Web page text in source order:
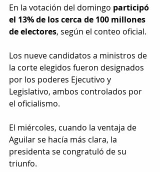
En la votación del domingo participó
el 13% de los cerca de 100 millones
de electores, según el conteo oficial.
Los nueve candidatos a ministros de
la corte elegidos fueron designados
por los poderes Ejecutivo y
Legislativo, ambos controlados por
el oficialismo.
El miércoles, cuando la ventaja de
Aguilar se hacía más clara, la
presidenta se congratuló de su
triunfo.